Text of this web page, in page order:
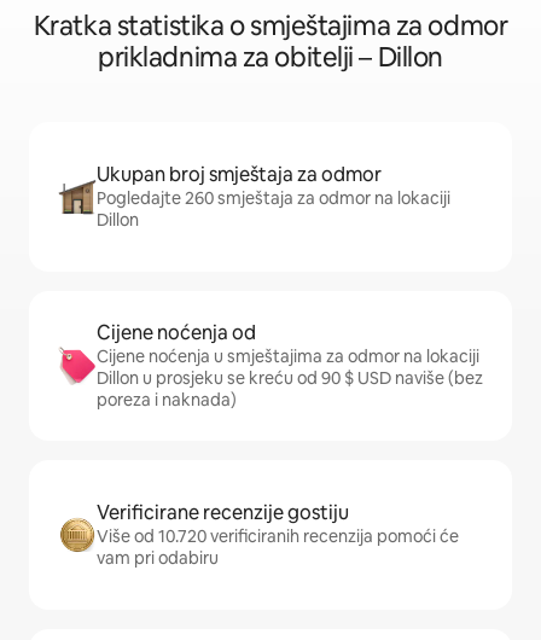
Kratka statistika o smještajima za odmor
prikladnima za obitelji – Dillon
Ukupan broj smještaja za odmor
Pogledajte 260 smještaja za odmor na lokaciji
Dillon
Cijene noćenja od
Cijene noćenja u smještajima za odmor na lokaciji
Dillon u prosjeku se kreću od 90 $ USD naviše (bez
poreza i naknada)
Verificirane recenzije gostiju
Više od 10.720 verificiranih recenzija pomoći će
vam pri odabiru